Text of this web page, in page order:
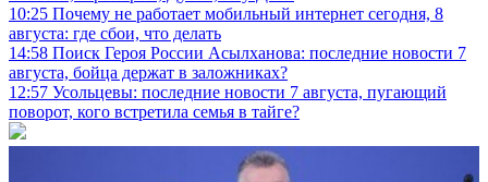
10:25 Почему не работает мобильный интернет сегодня, 8
августа: где сбои, что делать
14:58 Поиск Героя России Асылханова: последние новости 7
августа, бойца держат в заложниках?
12:57 Усольцевы: последние новости 7 августа, пугающий
поворот, кого встретила семья в тайге?